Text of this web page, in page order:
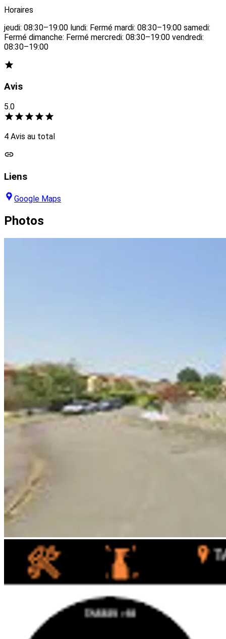
Horaires
jeudi: 08:30–19:00 lundi: Fermé mardi: 08:30–19:00 samedi:
Fermé dimanche: Fermé mercredi: 08:30–19:00 vendredi:
08:30–19:00
Avis
5.0
4 Avis au total
Liens
Google Maps
Photos